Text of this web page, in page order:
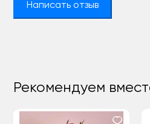
Написать отзыв
Рекомендуем